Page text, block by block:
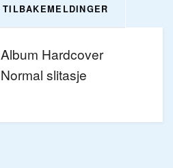
TILBAKEMELDINGER
Album Hardcover
Normal slitasje